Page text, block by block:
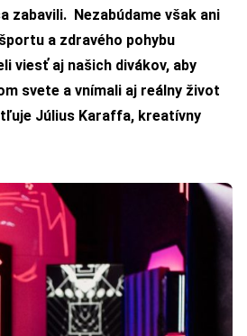
zabavili. Nezabúdame však ani
a zdravého pohybu
viesť aj našich divákov, aby
svete a vnímali aj reálny život
Július Karaffa, kreatívny